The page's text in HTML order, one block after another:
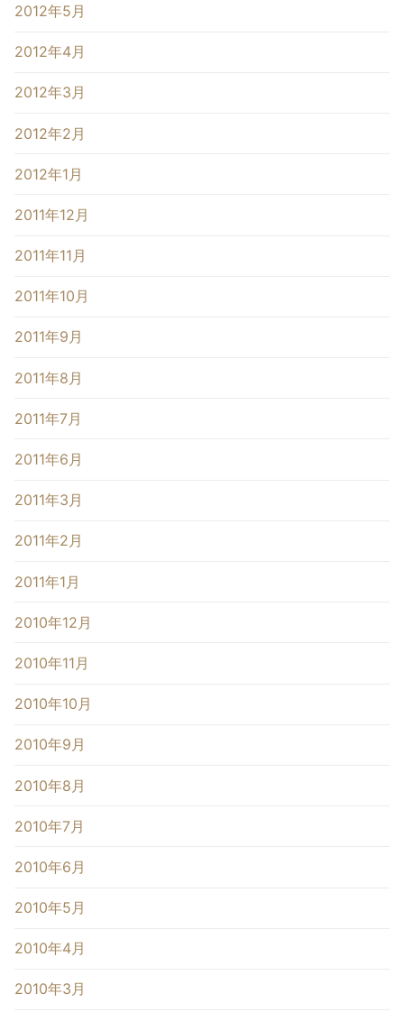
2012年5月
2012年4月
2012年3月
2012年2月
2012年1月
2011年12月
2011年11月
2011年10月
2011年9月
2011年8月
2011年7月
2011年6月
2011年3月
2011年2月
2011年1月
2010年12月
2010年11月
2010年10月
2010年9月
2010年8月
2010年7月
2010年6月
2010年5月
2010年4月
2010年3月